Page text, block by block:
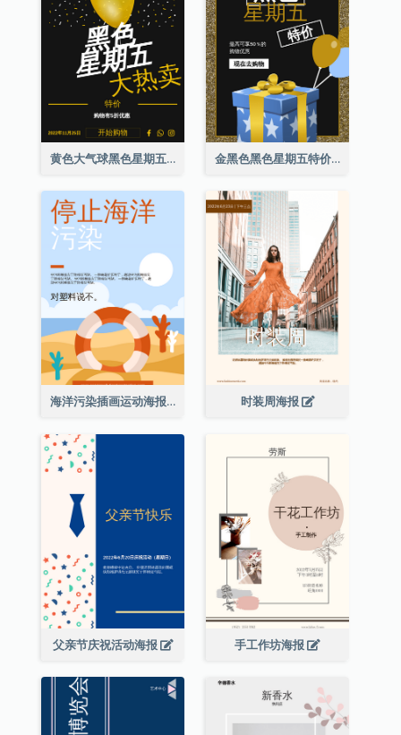
黄色大气球黑色星期五特价海报 金黑色黑色星期五特价海报
海洋污染插画运动海报 时装周海报
父亲节庆祝活动海报 手工作坊海报